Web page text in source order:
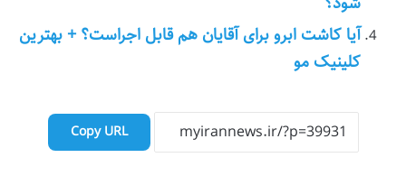
آیا کاشت ابرو برای آقایان هم قابل اجراست؟ + بهترین
کلینیک مو
Copy URL